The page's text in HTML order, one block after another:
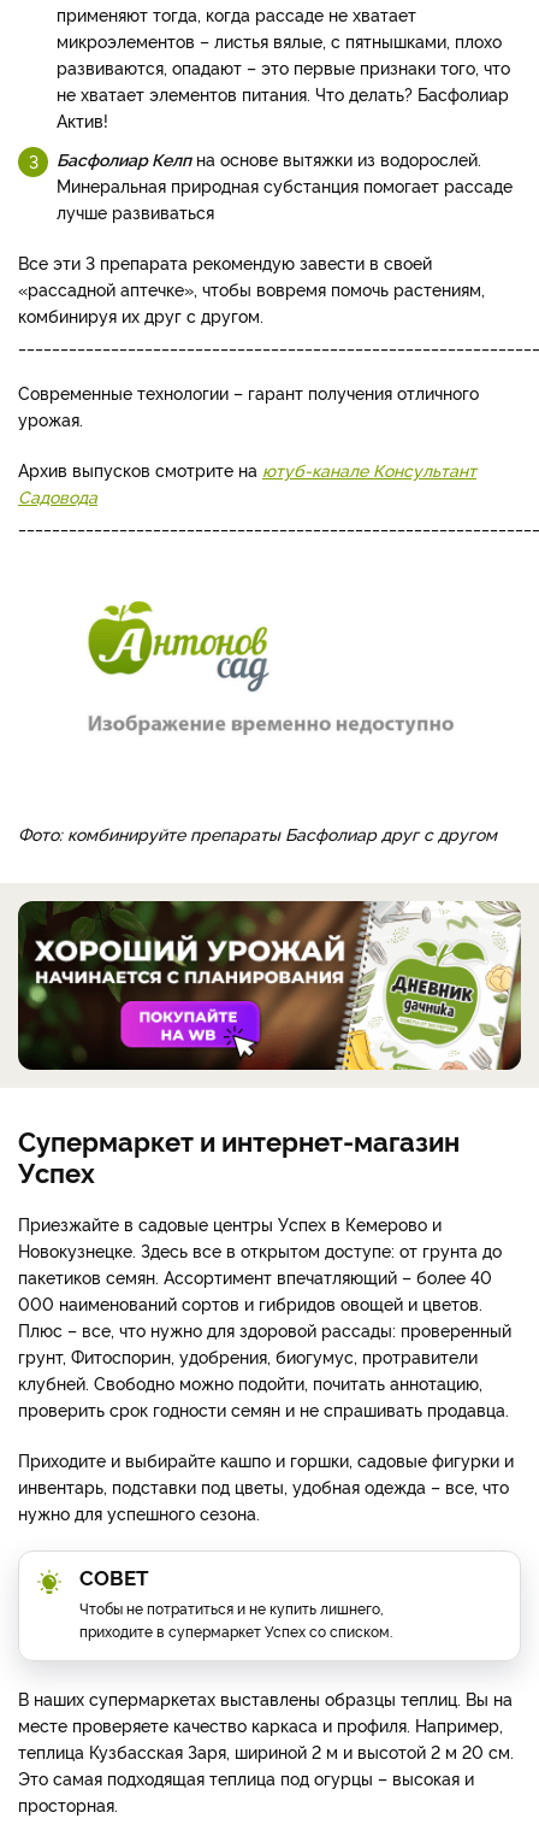
применяют тогда, когда рассаде не хватает
микроэлементов – листья вялые, с пятнышками, плохо
развиваются, опадают – это первые признаки того, что
не хватает элементов питания. Что делать? Басфолиар
Актив!
Басфолиар Келпна основе вытяжки из водорослей.
Минеральная природная субстанция помогает рассаде
лучше развиваться
Все эти 3 препарата рекомендую завести в своей
«рассадной аптечке», чтобы вовремя помочь растениям,
комбинируя их друг с другом.
Современные технологии – гарант получения отличного
урожая.
Архив выпусков смотрите на ютуб-канале Консультант
Садовода
Фото: комбинируйте препараты Басфолиар друг с другом
Супермаркет и интернет-магазин
Успех
Приезжайте в садовые центры Успех в Кемерово и
Новокузнецке. Здесь все в открытом доступе: от грунта до
пакетиков семян. Ассортимент впечатляющий – более 40
000 наименований сортов и гибридов овощей и цветов.
Плюс – все, что нужно для здоровой рассады: проверенный
грунт, Фитоспорин, удобрения, биогумус, протравители
клубней. Свободно можно подойти, почитать аннотацию,
проверить срок годности семян и не спрашивать продавца.
Приходите и выбирайте кашпо и горшки, садовые фигурки и
инвентарь, подставки под цветы, удобная одежда – все, что
нужно для успешного сезона.
СОВЕТ
Чтобы не потратиться и не купить лишнего,
приходите в супермаркет Успех со списком.
В наших супермаркетах выставлены образцы теплиц. Вы на
месте проверяете качество каркаса и профиля. Например,
теплица Кузбасская Заря, шириной 2 м и высотой 2 м 20 см.
Это самая подходящая теплица под огурцы – высокая и
просторная.